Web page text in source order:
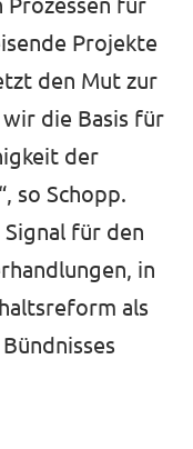
Projekte
den Mut zur
die Basis für
der
so Schopp.
für den
in
als